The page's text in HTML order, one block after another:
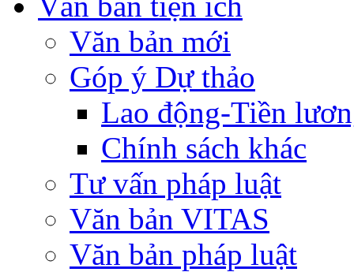
Văn bản mới
Góp ý Dự thảo
Lao động-Tiền
Chính sách khác
Tư vấn pháp luật
Văn bản VITAS
Văn bản pháp luật